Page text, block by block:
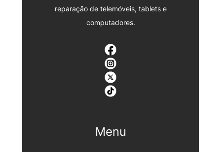
reparação de telemóveis, tablets e
computadores.
Menu